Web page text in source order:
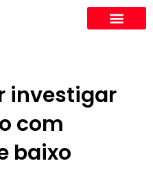
investigar
com
baixo